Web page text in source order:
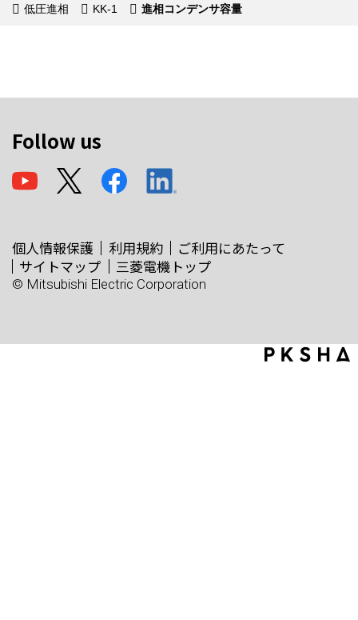
低圧進相
KK-1 進相コンデンサ容量
Follow us
個人情報保護 利用規約
ご利用にあたって
サイトマップ
三菱電機トップ
© Mitsubishi Electric Corporation